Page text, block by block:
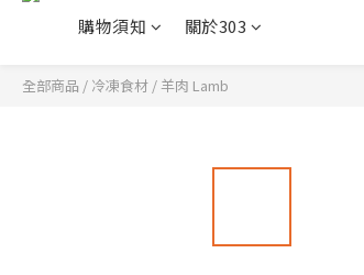
購物須知
關於303
全部商品 / 冷凍食材 /羊肉 Lamb